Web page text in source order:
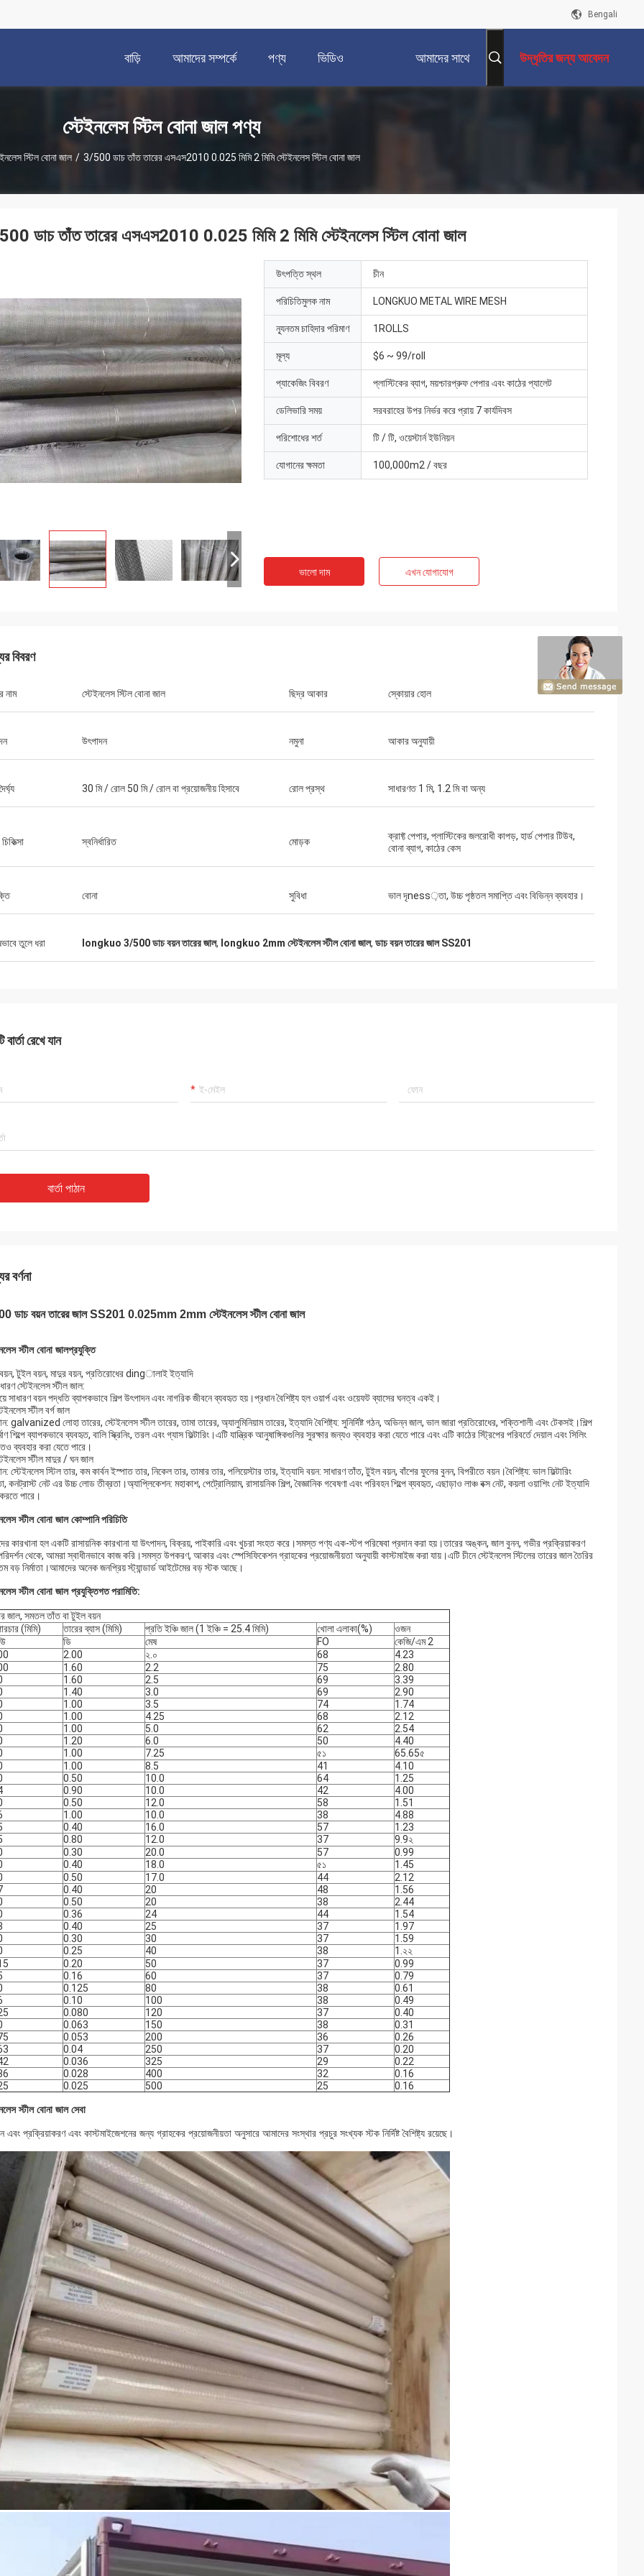
Bengali
বাড়ি আমাদের সম্পর্কে পণ্য ভিডিও আমাদের সাথে উদ্ধৃতির জন্য আবেদন
স্টেইনলেস স্টিল বোনা জাল পণ্য
স্টিল বোনা জাল / 3/500 ডাচ তাঁত তারের এসএস2010 0.025 মিমি 2 মিমি স্টেইনলেস স্টিল বোনা জাল
জর্জ
ডাচ তাঁত তারের এসএস2010 0.025 মিমি 2 মিমি স্টেইনলেস স্টিল বোনা জাল
উৎপত্তি স্থল চীন
পরিচিতিমুলক নাম LONGKUO METAL WIRE MESH
ন্যূনতম চাহিদার পরিমাণ 1ROLLS
মূল্য $6 ~ 99/roll
প্যাকেজিং বিবরণ প্লাস্টিকের ব্যাগ, ময়শ্চারপ্রুফ পেপার এবং কাঠের প্যালেট
ডেলিভারি সময় সরবরাহের উপর নির্ভর করে প্রায় 7 কার্যদিবস
পরিশোধের শর্ত টি / টি, ওয়েস্টার্ন ইউনিয়ন
যোগানের ক্ষমতা 100,000m2 / বছর
ভালো দাম এখন যোগাযোগ
বিবরণ
নাম স্টেইনলেস স্টিল বোনা জাল ছিদ্র আকার স্কোয়ার হোল
উৎপাদন নমুনা আকার অনুযায়ী
30 মি / রোল 50 মি / রোল বা প্রয়োজনীয় হিসাবে রোল প্রস্থ সাধারণত 1 মি, 1.2 মি বা অন্য
স্বনির্ধারিত মোড়ক
ক্রাফ্ট পেপার, প্লাস্টিকের জলরোধী কাপড়, হার্ড পেপার টিউব,
বোনা ব্যাগ, কাঠের কেস
বোনা সুবিধা ভাল দৃness়তা, উচ্চ পৃষ্ঠতল সমাপ্তি এবং বিভিন্ন ব্যবহার।
তুলে ধরা longkuo 3/500 ডাচ বয়ন তারের জাল, longkuo 2mm স্টেইনলেস স্টীল বোনা জাল, ডাচ বয়ন তারের জাল SS201
বার্তা রেখে যান
বার্তা পাঠান
বর্ণনা
ডাচ বয়ন তারের জাল SS201 0.025mm 2mm স্টেইনলেস স্টীল বোনা জাল
স্টীল বোনা জালপ্রযুক্তি
টুইল বয়ন, মাদুর বয়ন, প্রতিরোধের dingালাই ইত্যাদি
স্টেইনলেস স্টীল জাল:
সাধারণ বয়ন পদ্ধতি ব্যাপকভাবে শিল্প উৎপাদন এবং নাগরিক জীবনে ব্যবহৃত হয়।প্রধান বৈশিষ্ট্য হল ওয়ার্প এবং ওয়েফট ব্যাসের ঘনত্ব একই।
স্টীল বর্গ জাল
galvanized লোহা তারের, স্টেইনলেস স্টীল তারের, তামা তারের, অ্যালুমিনিয়াম তারের, ইত্যাদি বৈশিষ্ট্য: সুনির্দিষ্ট গঠন, অভিন্ন জাল, ভাল জারা প্রতিরোধের, শক্তিশালী এবং টেকসই।শিল্প
শিল্পে ব্যাপকভাবে ব্যবহৃত, বালি স্ক্রিনিং, তরল এবং গ্যাস ফিল্টারিং।এটি যান্ত্রিক আনুষাঙ্গিকগুলির সুরক্ষার জন্যও ব্যবহার করা যেতে পারে এবং এটি কাঠের স্ট্রিপের পরিবর্তে দেয়াল এবং সিলিং
ব্যবহার করা যেতে পারে।
স্টীল মাদুর / ঘন জাল
স্টেইনলেস স্টিল তার, কম কার্বন ইস্পাত তার, নিকেল তার, তামার তার, পলিয়েস্টার তার, ইত্যাদি বয়ন: সাধারণ তাঁত, টুইল বয়ন, বাঁশের ফুলের বুনন, বিপরীতে বয়ন।বৈশিষ্ট্য: ভাল ফিল্টারিং
কনট্রাস্ট নেট এর উচ্চ লোড তীব্রতা।অ্যাপ্লিকেশন: মহাকাশ, পেট্রোলিয়াম, রাসায়নিক শিল্প, বৈজ্ঞানিক গবেষণা এবং পরিবহন শিল্পে ব্যবহৃত, এছাড়াও লাঞ্চ বক্স নেট, কয়লা ওয়াশিং নেট ইত্যাদি
পারে।
স্টীল বোনা জালকোম্পানি পরিচিতি
কারখানা হল একটি রাসায়নিক কারখানা যা উৎপাদন, বিক্রয়, পাইকারি এবং খুচরা সংহত করে।সমস্ত পণ্য এক-স্টপ পরিষেবা প্রদান করা হয়।তারের অঙ্কন, জাল বুনন, গভীর প্রক্রিয়াকরণ
থেকে, আমরা স্বাধীনভাবে কাজ করি।সমস্ত উপকরণ, আকার এবং স্পেসিফিকেশন গ্রাহকের প্রয়োজনীয়তা অনুযায়ী কাস্টমাইজ করা যায়।এটি চীনে স্টেইনলেস স্টিলের তারের জাল তৈরির
বড় নির্মাতা।আমাদের অনেক জনপ্রিয় স্ট্যান্ডার্ড আইটেমের বড় স্টক আছে।
স্টীল বোনা জালপ্রযুক্তিগত পরামিতি:
জাল, সমতল তাঁত বা টুইল বয়ন
(মিমি)
তারের ব্যাস (মিমি) প্রতি ইঞ্চি জাল (1 ইঞ্চি = 25.4 মিমি) খোলা এলাকা(%)
ওজন
ডি মেষ FO
কেজি/এম 2
2.00 ২.০ 68
4.23
1.60 2.2 75
2.80
1.60 2.5 69
3.39
1.40 3.0 69
2.90
1.00 3.5 74
1.74
1.00 4.25 68
2.12
1.00 5.0 62
2.54
1.20 6.0 50
4.40
1.00 7.25 ৫১
65.65৫
1.00 8.5 41
4.10
0.50 10.0 64
1.25
0.90 10.0 42
4.00
0.50 12.0 58
1.51
1.00 10.0 38
4.88
0.40 16.0 57
1.23
0.80 12.0 37
9.9২
0.30 20.0 57
0.99
0.40 18.0 ৫১
1.45
0.50 17.0 44
2.12
0.40 20 48
1.56
0.50 20 38
2.44
0.36 24 44
1.54
0.40 25 37
1.97
0.30 30 37
1.59
0.25 40 38
1.২২
0.20 50 37
0.99
0.16 60 37
0.79
0.125 80 38
0.61
0.10 100 38
0.49
0.080 120 37
0.40
0.063 150 38
0.31
0.053 200 36
0.26
0.04 250 37
0.20
0.036 325 29
0.22
0.028 400 32
0.16
0.025 500 25 0.16
স্টীল বোনা জালসেবা
এবং প্রক্রিয়াকরণ এবং কাস্টমাইজেশনের জন্য গ্রাহকের প্রয়োজনীয়তা অনুসারে আমাদের সংস্থার প্রচুর সংখ্যক স্টক নির্দিষ্ট বৈশিষ্ট্য রয়েছে।